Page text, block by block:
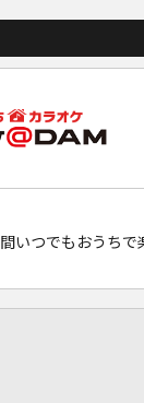
いつでもおうちで